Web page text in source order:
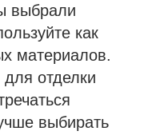
выбрали
как
материалов.
отделки
выбирать